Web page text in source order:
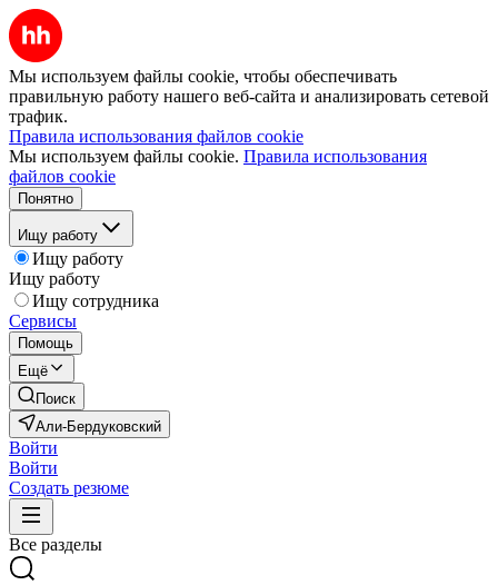
Мы используем файлы cookie, чтобы обеспечивать
правильную работу нашего веб-сайта и анализировать сетевой
трафик.
Правила использования файлов cookie
Мы используем файлы cookie. Правила использования
файлов cookie
Понятно
Ищу работу
Ищу работу
Ищу работу
Ищу сотрудника
Сервисы
Помощь
Ещё
Поиск
Али-Бердуковский
Войти
Войти
Создать резюме
Все разделы